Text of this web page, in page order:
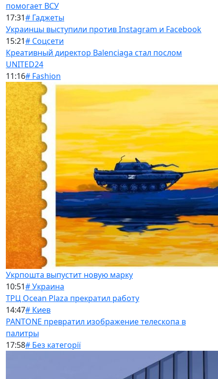
помогает ВСУ
17:31# Гаджеты
Украинцы выступили против Instagram и Facebook
15:21# Соцсети
Креативный директор Balenciaga стал послом
UNITED24
11:16# Fashion
Укрпошта выпустит новую марку
10:51# Украина
ТРЦ Ocean Plaza прекратил работу
14:47# Киев
PANTONE превратил изображение телескопа в
палитры
17:58# Без категорії